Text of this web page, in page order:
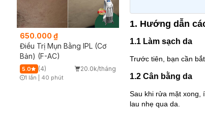
650.000 ₫
Điều Trị Mụn Bằng IPL (Cơ
Bản) (F-AC)
5.0 (4) 20.0k/tháng
Timer Gray Icon
1 lần 40 phút
1. Hướng dẫn
1.1 Làm sạch da
Trước tiên, bạn cần
1.2 Cân bằng da
Sau khi rửa mặt xong,
lau nhẹ qua da.